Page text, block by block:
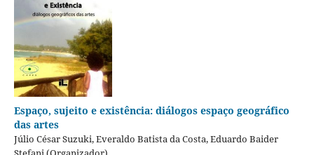
Espaço, sujeito e existência: diálogos espaço geográfico
das artes
Júlio César Suzuki, Everaldo Batista da Costa, Eduardo Baider